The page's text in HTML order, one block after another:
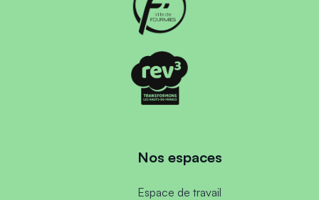
Nos espaces
Espace de travail